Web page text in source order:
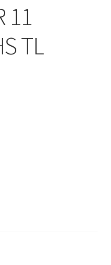
11
TL